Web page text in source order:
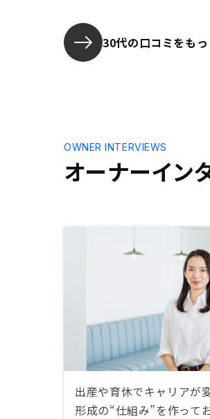
を頂けたと思います。また、
運用には必ずつきものであ
に対しても非常に固く考え
でとても良かったです。物件
30代の口コミをも
オーナーイン
OWNER INTERVIEWS
出産や育休でキャリアが
形成の“仕組み”を作って